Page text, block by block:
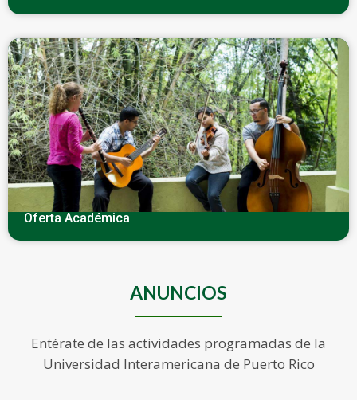
Oferta Académica
ANUNCIOS
Entérate de las actividades programadas de la
Universidad Interamericana de Puerto Rico